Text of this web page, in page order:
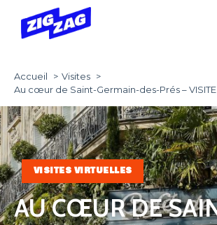
Accueil
Visites
Au cœur de Saint-Germain-des-Prés – VISITE
VISITES VIRTUELLES
AU CŒUR DE